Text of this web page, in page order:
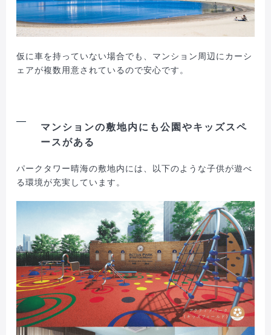
仮に車を持っていない場合でも、マンション周辺にカーシ
ェアが複数用意されているので安心です。
マンションの敷地内にも公園やキッズスペ
ースがある
パークタワー晴海の敷地内には、以下のような子供が遊べ
る環境が充実しています。